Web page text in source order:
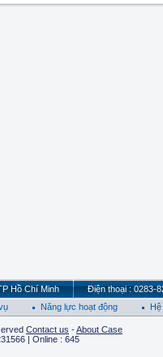
Hồ Chí Minh
Điện thoại : 0283-
Năng lực hoạt động
Contact us -About Case
| Online : 645